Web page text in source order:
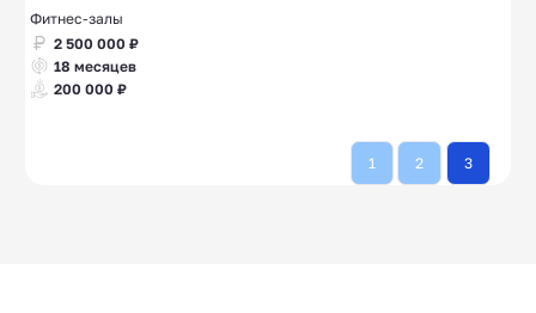
Фитнес-залы
2 500 000 ₽
18 месяцев
200 000 ₽
1 2 3